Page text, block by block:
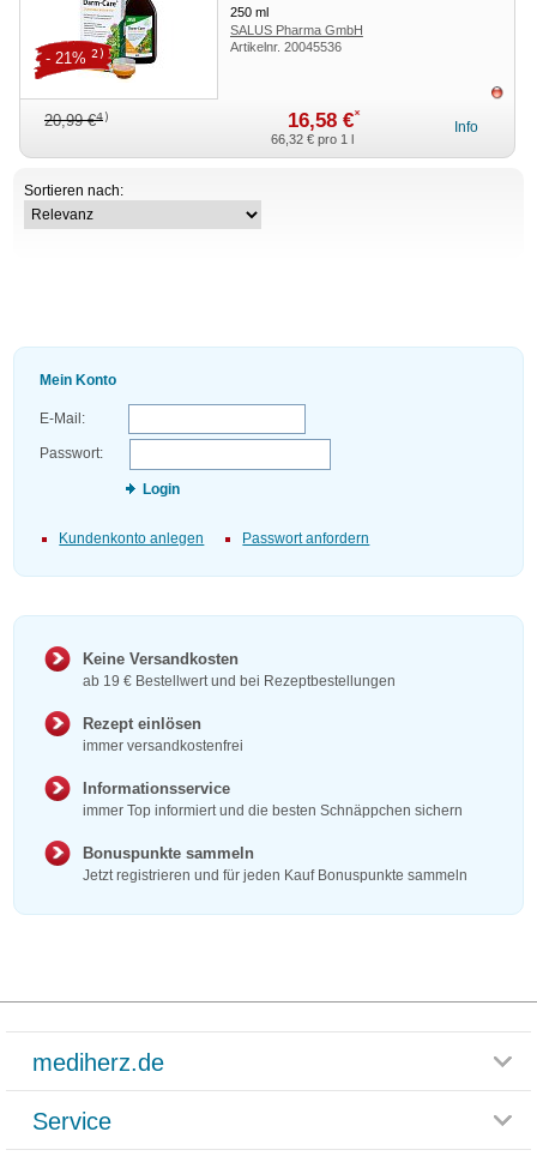
250 ml
SALUS Pharma GmbH
Artikelnr. 20045536
20,99 €4) 16,58 €*
- 21%2)
66,32 €pro 1 l
Info
Sortieren nach:
Mein Konto
E-Mail:
Passwort:
Login
Kundenkonto anlegen Passwort anfordern
Keine Versandkosten
ab 19 € Bestellwert und bei Rezeptbestellungen
Rezept einlösen
immer versandkostenfrei
Informationsservice
immer Top informiert und die besten Schnäppchen sichern
Bonuspunkte sammeln
Jetzt registrieren und für jeden Kauf Bonuspunkte sammeln
mediherz.de
Glossar
Service